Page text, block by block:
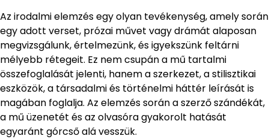
Az irodalmi elemzés egy olyan tevékenység, amely során
egy adott verset, prózai művet vagy drámát alaposan
megvizsgálunk, értelmezünk, és igyekszünk feltárni
mélyebb rétegeit. Ez nem csupán a mű tartalmi
összefoglalását jelenti, hanem a szerkezet, a stilisztikai
eszközök, a társadalmi és történelmi háttér leírását is
magában foglalja. Az elemzés során a szerző szándékát,
a mű üzenetét és az olvasóra gyakorolt hatását
egyaránt górcső alá vesszük.